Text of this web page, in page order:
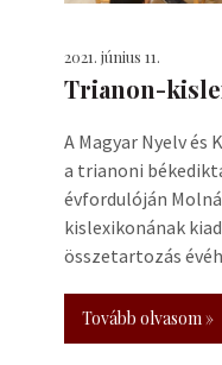
2021. június 11.
Trianon-
A Magyar Nyelv és
a trianoni
évfordulóján
kislexikonának
összetartozás
Tovább olvasom »